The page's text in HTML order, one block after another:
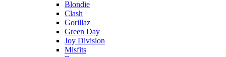
Blondie
Clash
Gorillaz
Green Day
Joy Division
Misfits